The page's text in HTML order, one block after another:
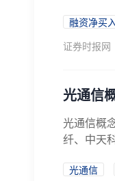
融资净买
证券时报网
光通信
光通信概
纤、中天
光通信